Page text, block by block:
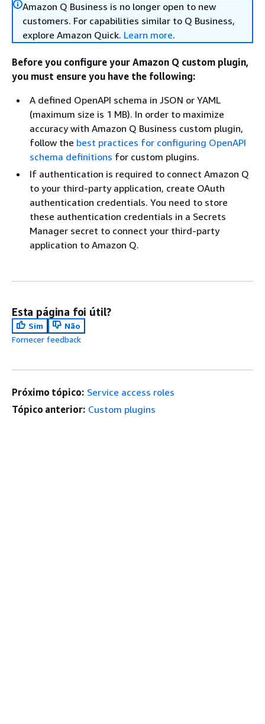
Amazon Q Business is no longer open to new
customers. For capabilities similar to Q Business,
explore Amazon Quick. Learn more.
Before you configure your Amazon Q custom plugin,
you must ensure you have the following:
A defined OpenAPI schema in JSON or YAML
(maximum size is 1 MB). In order to maximize
accuracy with Amazon Q Business custom plugin,
follow the best practices for configuring OpenAPI
schema definitions for custom plugins.
If authentication is required to connect Amazon Q
to your third-party application, create OAuth
authentication credentials. You need to store
these authentication credentials in a Secrets
Manager secret to connect your third-party
application to Amazon Q.
Esta página foi útil?
Sim
Não
Fornecer feedback
Próximo tópico: Service access roles
Tópico anterior: Custom plugins